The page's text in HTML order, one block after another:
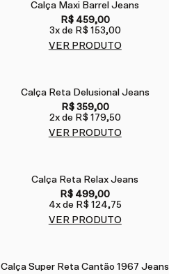
Calça Maxi Barrel Jeans
R$ 459,00
3x de R$ 153,00
VER PRODUTO
Calça Reta Delusional Jeans
R$ 359,00
2x de R$ 179,50
VER PRODUTO
Calça Reta Relax Jeans
R$ 499,00
4x de R$ 124,75
VER PRODUTO
Calça Super Reta Cantão 1967 Jeans